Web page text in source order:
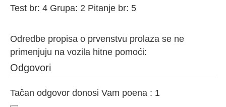
Test br: 4 Grupa: 2 Pitanje br: 5
Odredbe propisa o prvenstvu prolaza se ne
primenjuju na vozila hitne pomoći:
Odgovori
Tačan odgovor donosi Vam poena : 1